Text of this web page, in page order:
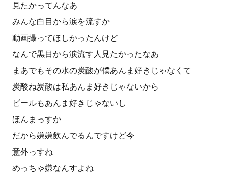
見たかってんなあ
みんな白目から涙を流すか
動画撮ってほしかったんけど
なんで黒目から涙流す人見たかったなあ
まあでもその水の炭酸が僕あんま好きじゃなくて
炭酸ね炭酸は私あんま好きじゃないから
ビールもあんま好きじゃないし
ほんまっすか
だから嫌嫌飲んでるんですけど今
意外っすね
めっちゃ嫌なんすよね